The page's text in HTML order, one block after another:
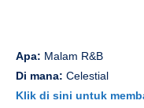
Apa: Malam R&B
Di mana: Celestial
Klik di sini untuk